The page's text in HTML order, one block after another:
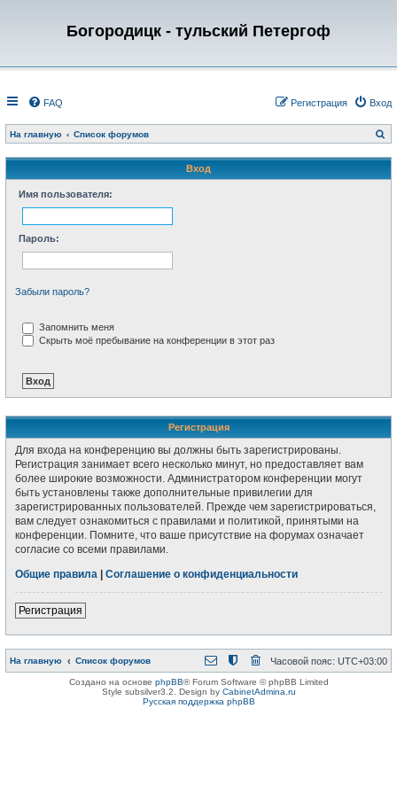
Богородицк - тульский Петергоф
FAQ Вход
Регистрация
На главную Список форумов
о
с
Вход
Имя пользователя:
Пароль:
Забыли пароль?
Запомнить меня
Скрыть моё пребывание на конференции в этот раз
Регистрация
Для входа на конференцию вы должны быть зарегистрированы.
Регистрация занимает всего несколько минут, но предоставляет вам
более широкие возможности. Администратором конференции могут
быть установлены также дополнительные привилегии для
зарегистрированных пользователей. Прежде чем зарегистрироваться,
вам следует ознакомиться с правилами и политикой, принятыми на
конференции. Помните, что ваше присутствие на форумах означает
согласие со всеми правилами.
Общие правила
Соглашение о конфиденциальности
Регистрация
На главную Список форумов Часовой пояс: UTC+03:00
Создано на основе phpBB® Forum Software © phpBB Limited
Style subsilver3.2. Design by CabinetAdmina.ru
Русская поддержка phpBB